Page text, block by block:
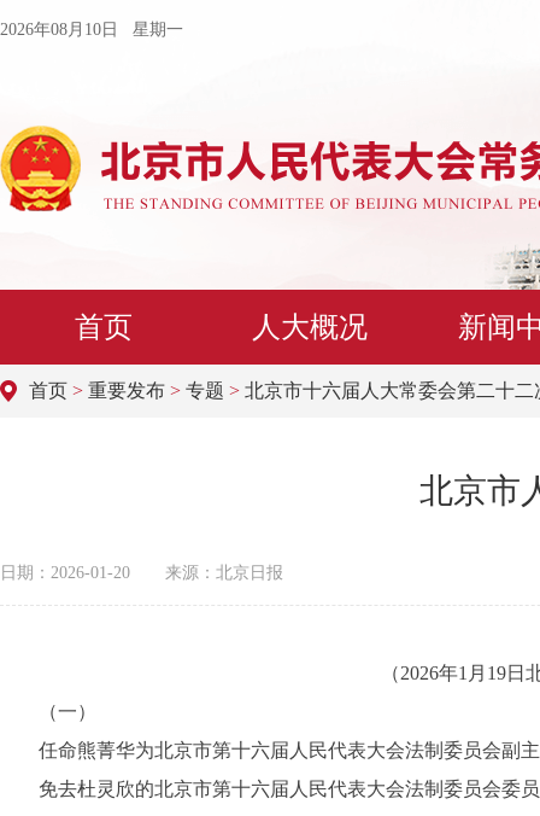
2026年08月10日 星期一
首页 人大概况 新闻
首页 > 重要发布 > 专题 > 北京市十六届人大常委会第二十二
北京市
日期：2026-01-20 来源：北京日报
（2026年1月19
（一）
任命熊菁华为北京市第十六届人民代表大会法制委员会副
免去杜灵欣的北京市第十六届人民代表大会法制委员会委